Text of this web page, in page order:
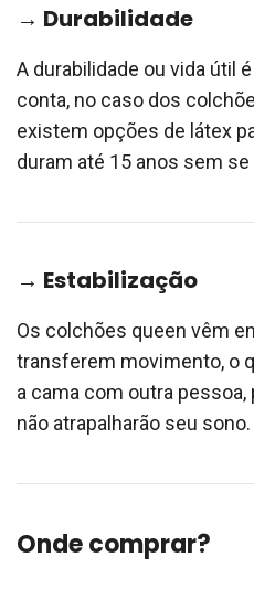
→ Durabilidade
A durabilidade ou vida útil
conta, no caso dos
existem opções de látex
duram até 15 anos sem
→ Estabilização
Os colchões queen vêm
transferem movimento, o
a cama com outra
não atrapalharão seu sono.
Onde comprar?